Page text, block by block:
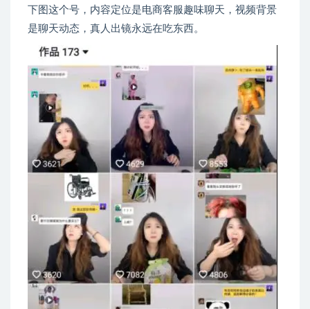
下图这个号，内容定位是电商客服趣味聊天，视频背景
是聊天动态，真人出镜永远在吃东西。